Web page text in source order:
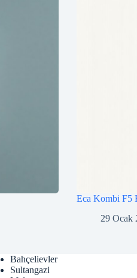
Eca Kombi F5
29 Ocak
Bahçelievler
Sultangazi